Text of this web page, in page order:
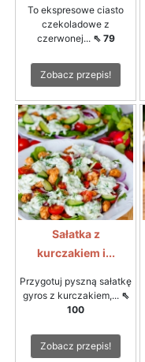
To ekspresowe ciasto
czekoladowe z
czerwonej... ⇖ 79
Zobacz przepis!
Sałatka z
kurczakiem i...
Przygotuj pyszną sałatkę
gyros z kurczakiem,... ⇖
100
Zobacz przepis!